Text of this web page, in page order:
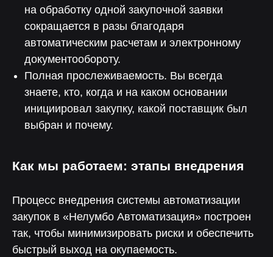
на обработку одной закупочной заявки
сокращается в разы благодаря
автоматическим расчетам и электронному
документообороту.
Полная прослеживаемость. Вы всегда
знаете, кто, когда и на каком основании
инициировал закупку, какой поставщик был
выбран и почему.
Как мы работаем: этапы внедрения
Процесс внедрения системы автоматизации
закупок в «Нелумбо Автоматизация» построен
так, чтобы минимизировать риски и обеспечить
быстрый выход на окупаемость.
Поддержка от экспертов
Консультация
Чтобы рассчитать окупаемость
Менеджер
Чтобы помочь с интеграцией
и запуском коммуникаций